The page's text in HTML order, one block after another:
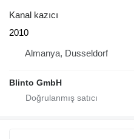
Kanal kazıcı
2010
Almanya, Dusseldorf
Blinto GmbH